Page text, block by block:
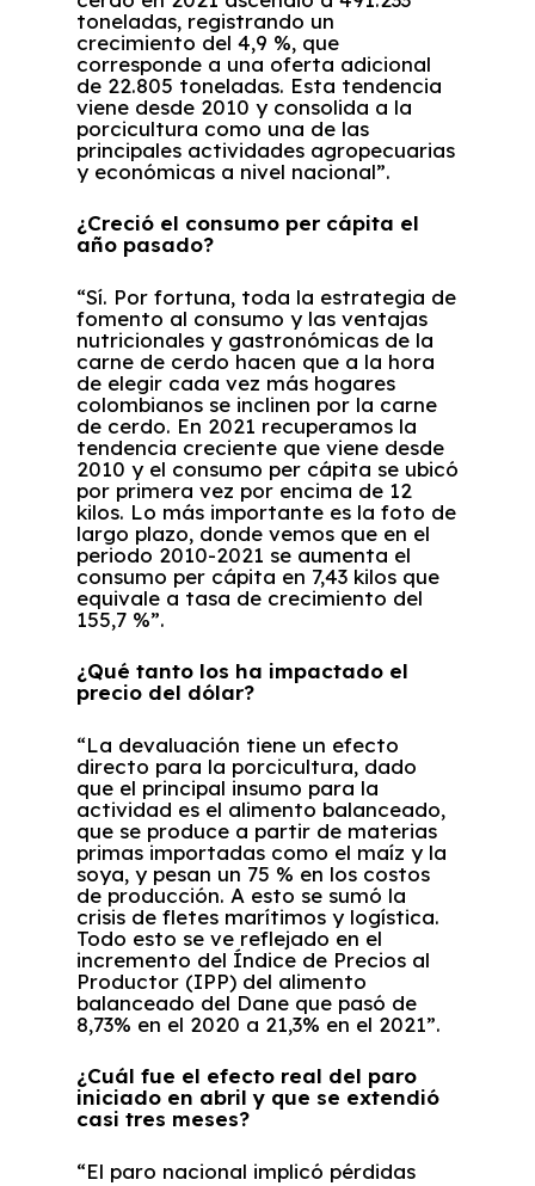
toneladas, registrando un
crecimiento del 4,9 %, que
corresponde a una oferta adicional
de 22.805 toneladas. Esta tendencia
viene desde 2010 y consolida a la
porcicultura como una de las
principales actividades agropecuarias
y económicas a nivel nacional”.
¿Creció el consumo per cápita el
año pasado?
“Sí. Por fortuna, toda la estrategia de
fomento al consumo y las ventajas
nutricionales y gastronómicas de la
carne de cerdo hacen que a la hora
de elegir cada vez más hogares
colombianos se inclinen por la carne
de cerdo. En 2021 recuperamos la
tendencia creciente que viene desde
2010 y el consumo per cápita se ubicó
por primera vez por encima de 12
kilos. Lo más importante es la foto de
largo plazo, donde vemos que en el
periodo 2010-2021 se aumenta el
consumo per cápita en 7,43 kilos que
equivale a tasa de crecimiento del
155,7 %”.
¿Qué tanto los ha impactado el
precio del dólar?
“La devaluación tiene un efecto
directo para la porcicultura, dado
que el principal insumo para la
actividad es el alimento balanceado,
que se produce a partir de materias
primas importadas como el maíz y la
soya, y pesan un 75 % en los costos
de producción. A esto se sumó la
crisis de fletes marítimos y logística.
Todo esto se ve reflejado en el
incremento del Índice de Precios al
Productor (IPP) del alimento
balanceado del Dane que pasó de
8,73% en el 2020 a 21,3% en el 2021”.
¿Cuál fue el efecto real del paro
iniciado en abril y que se extendió
casi tres meses?
“El paro nacional implicó pérdidas